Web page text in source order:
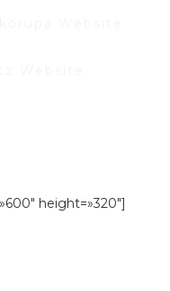
height=»320″]